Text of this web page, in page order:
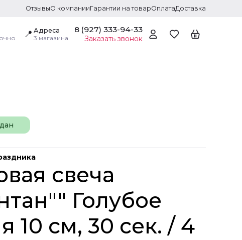
ОтзывыО компанииГарантии на товарОплатаДоставка
📍 Адреса
3 магазина
8 (927) 333-94-33
Заказать звонок
свеча
Голубое
10 см, 30 сек. / 4